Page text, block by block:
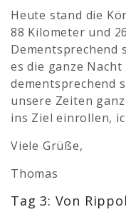
Heute stand die
88 Kilometer und
Dementsprechend
es die ganze
dementsprechend
unsere Zeiten
ins Ziel einrollen,
Viele Grüße,
Thomas
Tag 3: Von